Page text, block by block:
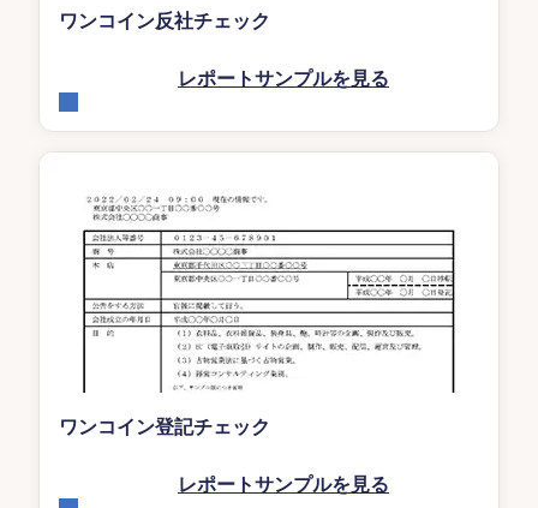
ワンコイン反社チェック
レポートサンプルを見る
ワンコイン登記チェック
レポートサンプルを見る